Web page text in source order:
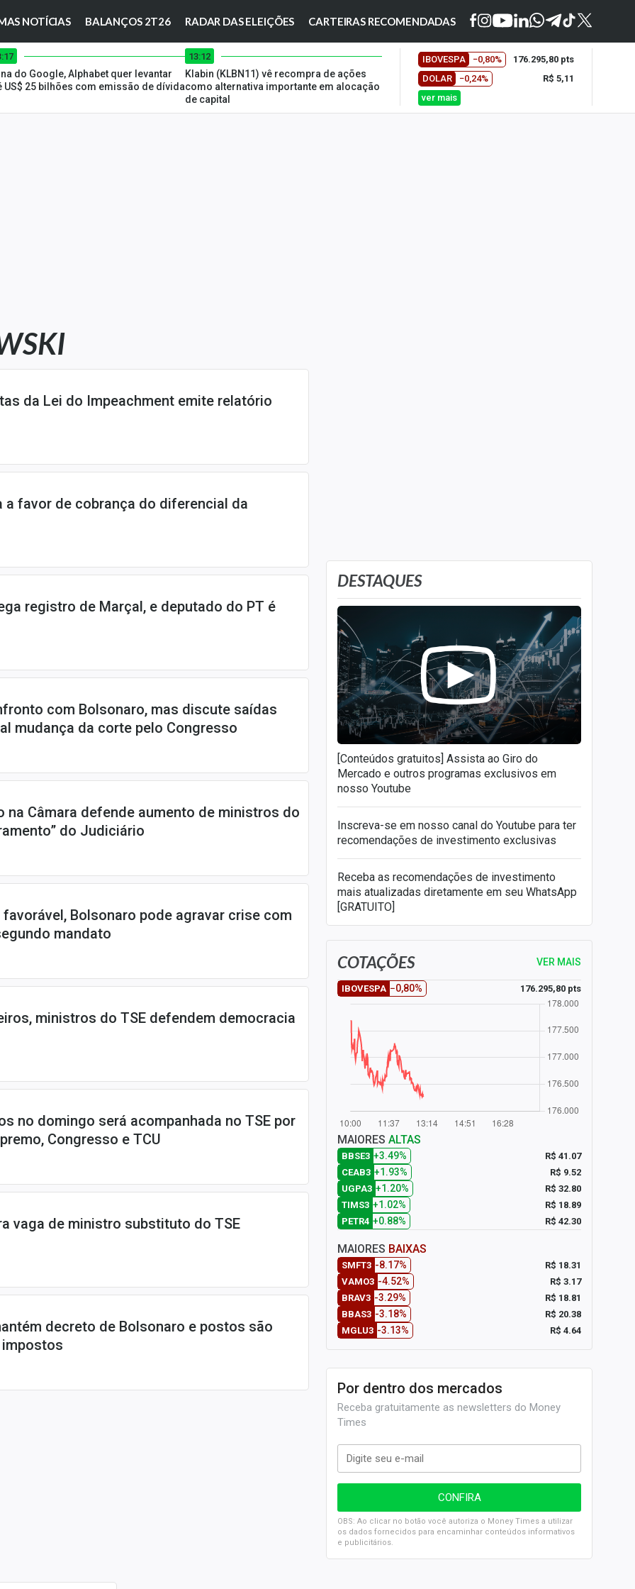
NOTÍCIAS BALANÇOS 2T26 RADAR DAS ELEIÇÕES CARTEIRAS RECOMENDADAS
do Google, Alphabet quer levantar
US$ 25 bilhões com emissão de dívida
13:12
Klabin (KLBN11) vê recompra de ações
como alternativa importante em alocação
de capital
IBOVESPA −0,80%
176.295,80 pts
DOLAR
−0,24%
R$ 5,11
ver mais
da Lei do Impeachment emite relatório
a favor de cobrança do diferencial da
registro de Marçal, e deputado do PT é
com Bolsonaro, mas discute saídas
mudança da corte pelo Congresso
na Câmara defende aumento de ministros do
do Judiciário
Bolsonaro pode agravar crise com
mandato
ministros do TSE defendem democracia
no domingo será acompanhada no TSE por
Congresso e TCU
vaga de ministro substituto do TSE
decreto de Bolsonaro e postos são
DESTAQUES
[Conteúdos gratuitos] Assista ao Giro do
Mercado e outros programas exclusivos em
nosso Youtube
Inscreva-se em nosso canal do Youtube para ter
recomendações de investimento exclusivas
Receba as recomendações de investimento
mais atualizadas diretamente em seu WhatsApp
[GRATUITO]
COTAÇÕES VER MAIS
IBOVESPA −0,80% 176.295,80 pts
MAIORES ALTAS
BBSE3 +3.49%
R$ 41.07
CEAB3 +1.93%
R$ 9.52
UGPA3 +1.20%
R$ 32.80
TIMS3 +1.02%
R$ 18.89
PETR4 +0.88% R$ 42.30
MAIORES BAIXAS
SMFT3 -8.17%
R$ 18.31
VAMO3 -4.52%
R$ 3.17
BRAV3 -3.29%
R$ 18.81
BBAS3 -3.18%
R$ 20.38
MGLU3 -3.13% R$ 4.64
Por dentro dos mercados
Receba gratuitamente as newsletters do Money
Times
OBS: Ao clicar no botão você autoriza o Money Times a utilizar
os dados fornecidos para encaminhar conteúdos informativos
e publicitários.
SELIC em 14%: A repercussão da decisão sobre os JUROS